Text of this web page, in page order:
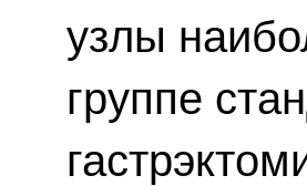
узлы
группе